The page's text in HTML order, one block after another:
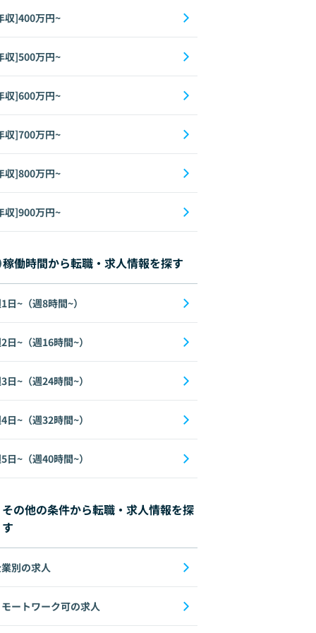
収]400万円~
収]500万円~
収]600万円~
収]700万円~
収]800万円~
収]900万円~
稼働時間から転職・求人情報を探す
日~（週8時間~）
日~（週16時間~）
日~（週24時間~）
日~（週32時間~）
日~（週40時間~）
その他の条件から転職・求人情報を探
す
別の求人
モートワーク可の求人